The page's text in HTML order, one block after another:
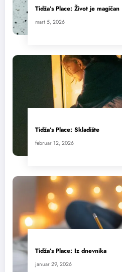
Tidža’s Place: Život je magičan
mart 5, 2026
Tidža’s Place: Skladište
februar 12, 2026
Tidža’s Place: Iz dnevnika
januar 29, 2026